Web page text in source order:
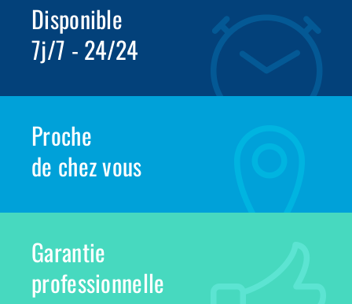
Disponible
7j/7 - 24/24
Proche
de chez vous
Garantie
professionnelle